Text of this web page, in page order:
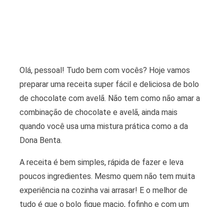
Olá, pessoal! Tudo bem com vocês? Hoje vamos
preparar uma receita super fácil e deliciosa de bolo
de chocolate com avelã. Não tem como não amar a
combinação de chocolate e avelã, ainda mais
quando você usa uma mistura prática como a da
Dona Benta.
A receita é bem simples, rápida de fazer e leva
poucos ingredientes. Mesmo quem não tem muita
experiência na cozinha vai arrasar! E o melhor de
tudo é que o bolo fique macio, fofinho e com um